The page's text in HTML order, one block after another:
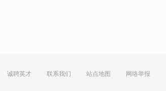
诚聘英才 联系我们 站点地图 网络举报